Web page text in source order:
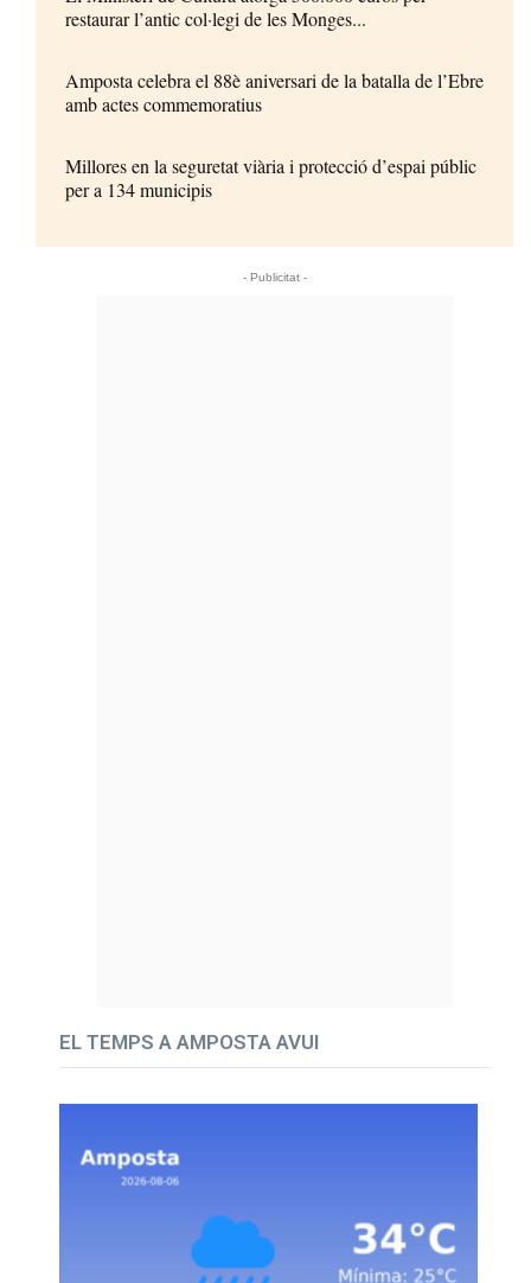
restaurar l’antic col·legi de les Monges...
Amposta celebra el 88è aniversari de la batalla de l’Ebre
amb actes commemoratius
Millores en la seguretat viària i protecció d’espai públic
per a 134 municipis
- Publicitat -
EL TEMPS A AMPOSTA AVUI